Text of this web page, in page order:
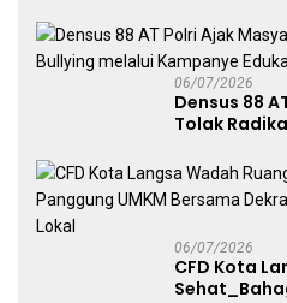
06/07/2026
Densus 88
Tolak
Free Day
06/07/2026
CFD Kota